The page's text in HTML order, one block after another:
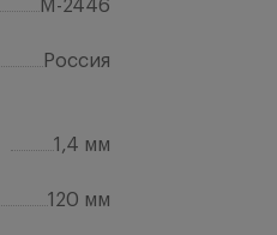
M-2446
Россия
1,4 мм
120 мм